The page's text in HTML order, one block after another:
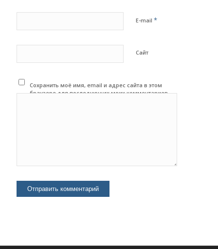
E-mail *
Сайт
Сохранить моё имя, email и адрес сайта в этом
браузере для последующих моих комментариев.